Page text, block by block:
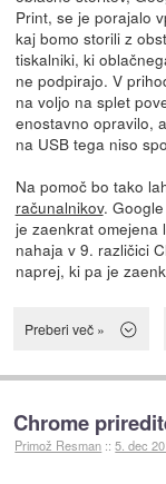
Print, se je porajalo
kaj bomo storili z
tiskalniki, ki
ne podpirajo. V
na voljo na splet
enostavno opravilo,
na USB tega niso
Na pomoč bo tako
računalnikov.
je zaenkrat omejena
nahaja v 9. različici
naprej, ki pa je
Preberi več »
Chrome
Primož Resman ::5. dec